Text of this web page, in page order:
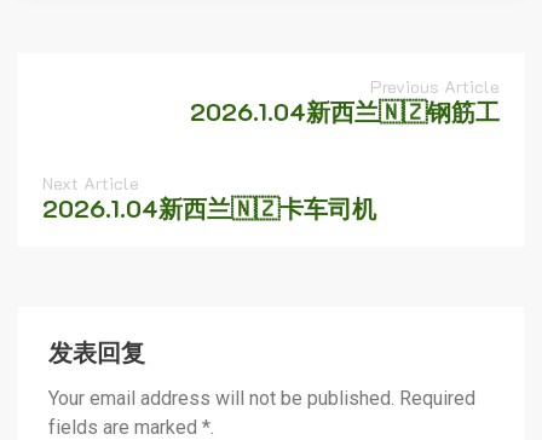
Previous Article
2026.1.04新西兰🇳🇿钢筋工
Next Article
2026.1.04新西兰🇳🇿卡车司机
发表回复
Your email address will not be published. Required
fields are marked *.